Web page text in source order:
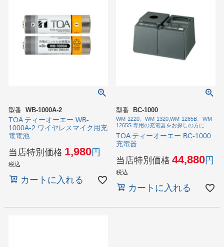
型番: WB-1000A-2
TOA ティーオーエー WB-
1000A-2 ワイヤレスマイク用充
電電池
当店特別価格 1,980
税込
カートに入れる
型番: BC-1000
WM-1220、WM-1320,WM-1265B、WM-
1265S 専用の充電器をお探しの方に
TOA ティーオーエー BC-1000
充電器
当店特別価格 44,880
税込
カートに入れる